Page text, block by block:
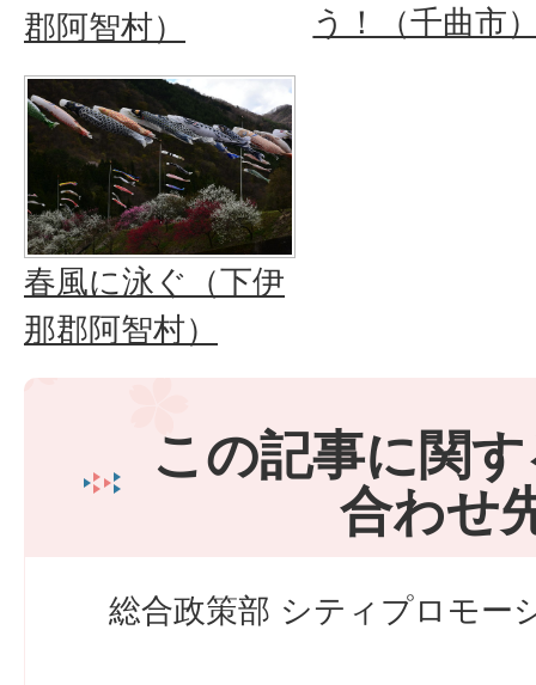
郡阿智村）
う！（千曲市
春風に泳ぐ（下伊
那郡阿智村）
この記事に関
合わせ
総合政策部 シティプロモー